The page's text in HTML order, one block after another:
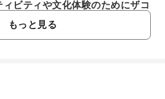
ビティや文化体験のためにザコ
な時期はいつですか？
ですが、ハイキングに心地よい気候
に変え、ウィンタースポーツや居心
に理想的です。それぞれの季節が異
もっと見る
問